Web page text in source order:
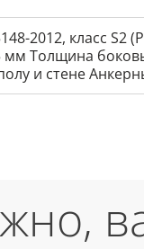
2012, класс
Толщина
и стене